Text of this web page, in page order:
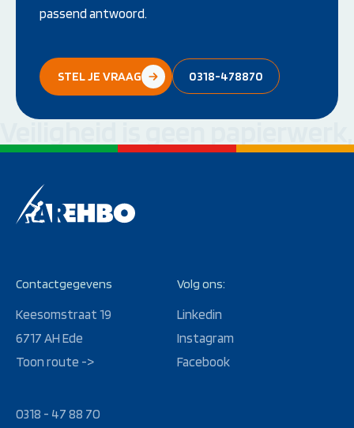
passend antwoord.
STEL JE VRAAG 0318-478870
Veiligheid is geen
Contactgegevens
Keesomstraat 19
6717 AH Ede
Toon route ->
0318 - 47 88 70
Volg ons:
Linkedin
Instagram
Facebook